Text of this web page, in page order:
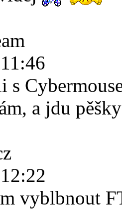
s
a jdu
vyblbnout